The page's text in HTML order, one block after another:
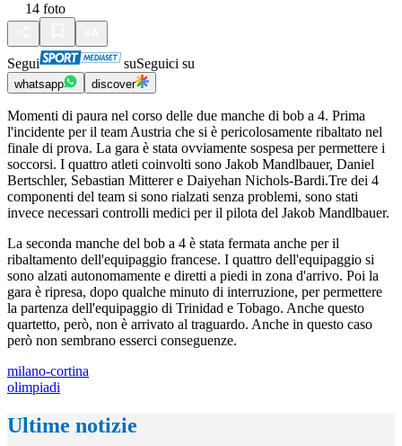
14 foto
Segui suSeguici su
whatsapp discover
Momenti di paura nel corso delle due manche di bob a 4. Prima
l'incidente per il team Austria che si è pericolosamente ribaltato nel
finale di prova. La gara è stata ovviamente sospesa per permettere i
soccorsi. I quattro atleti coinvolti sono Jakob Mandlbauer, Daniel
Bertschler, Sebastian Mitterer e Daiyehan Nichols-Bardi.Tre dei 4
componenti del team si sono rialzati senza problemi, sono stati
invece necessari controlli medici per il pilota del Jakob Mandlbauer.
La seconda manche del bob a 4 è stata fermata anche per il
ribaltamento dell'equipaggio francese. I quattro dell'equipaggio si
sono alzati autonomamente e diretti a piedi in zona d'arrivo. Poi la
gara è ripresa, dopo qualche minuto di interruzione, per permettere
la partenza dell'equipaggio di Trinidad e Tobago. Anche questo
quartetto, però, non è arrivato al traguardo. Anche in questo caso
però non sembrano esserci conseguenze.
milano-cortina
olimpiadi
Ultime notizie